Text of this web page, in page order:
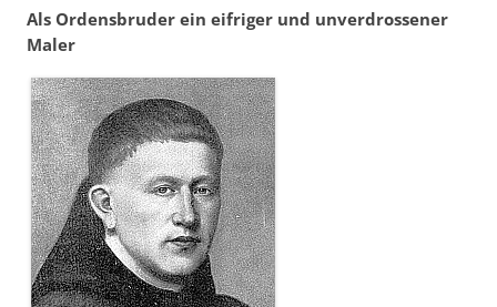
Als Ordensbruder ein eifriger und unverdrossener
Maler